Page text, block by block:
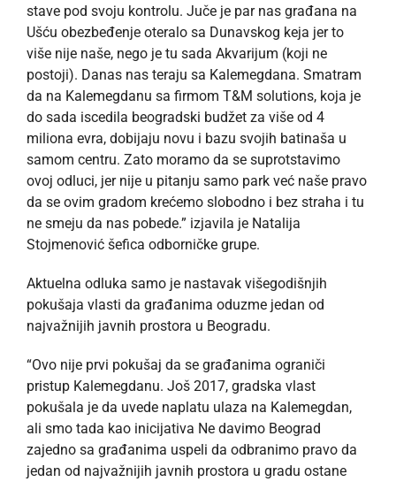
stave pod svoju kontrolu. Juče je par nas građana na
Ušću obezbeđenje oteralo sa Dunavskog keja jer to
više nije naše, nego je tu sada Akvarijum (koji ne
postoji). Danas nas teraju sa Kalemegdana. Smatram
da na Kalemegdanu sa firmom T&M solutions, koja je
do sada iscedila beogradski budžet za više od 4
miliona evra, dobijaju novu i bazu svojih batinaša u
samom centru. Zato moramo da se suprotstavimo
ovoj odluci, jer nije u pitanju samo park već naše pravo
da se ovim gradom krećemo slobodno i bez straha i tu
ne smeju da nas pobede.” izjavila je Natalija
Stojmenović šefica odborničke grupe.
Aktuelna odluka samo je nastavak višegodišnjih
pokušaja vlasti da građanima oduzme jedan od
najvažnijih javnih prostora u Beogradu.
“Ovo nije prvi pokušaj da se građanima ograniči
pristup Kalemegdanu. Još 2017, gradska vlast
pokušala je da uvede naplatu ulaza na Kalemegdan,
ali smo tada kao inicijativa Ne davimo Beograd
zajedno sa građanima uspeli da odbranimo pravo da
jedan od najvažnijih javnih prostora u gradu ostane